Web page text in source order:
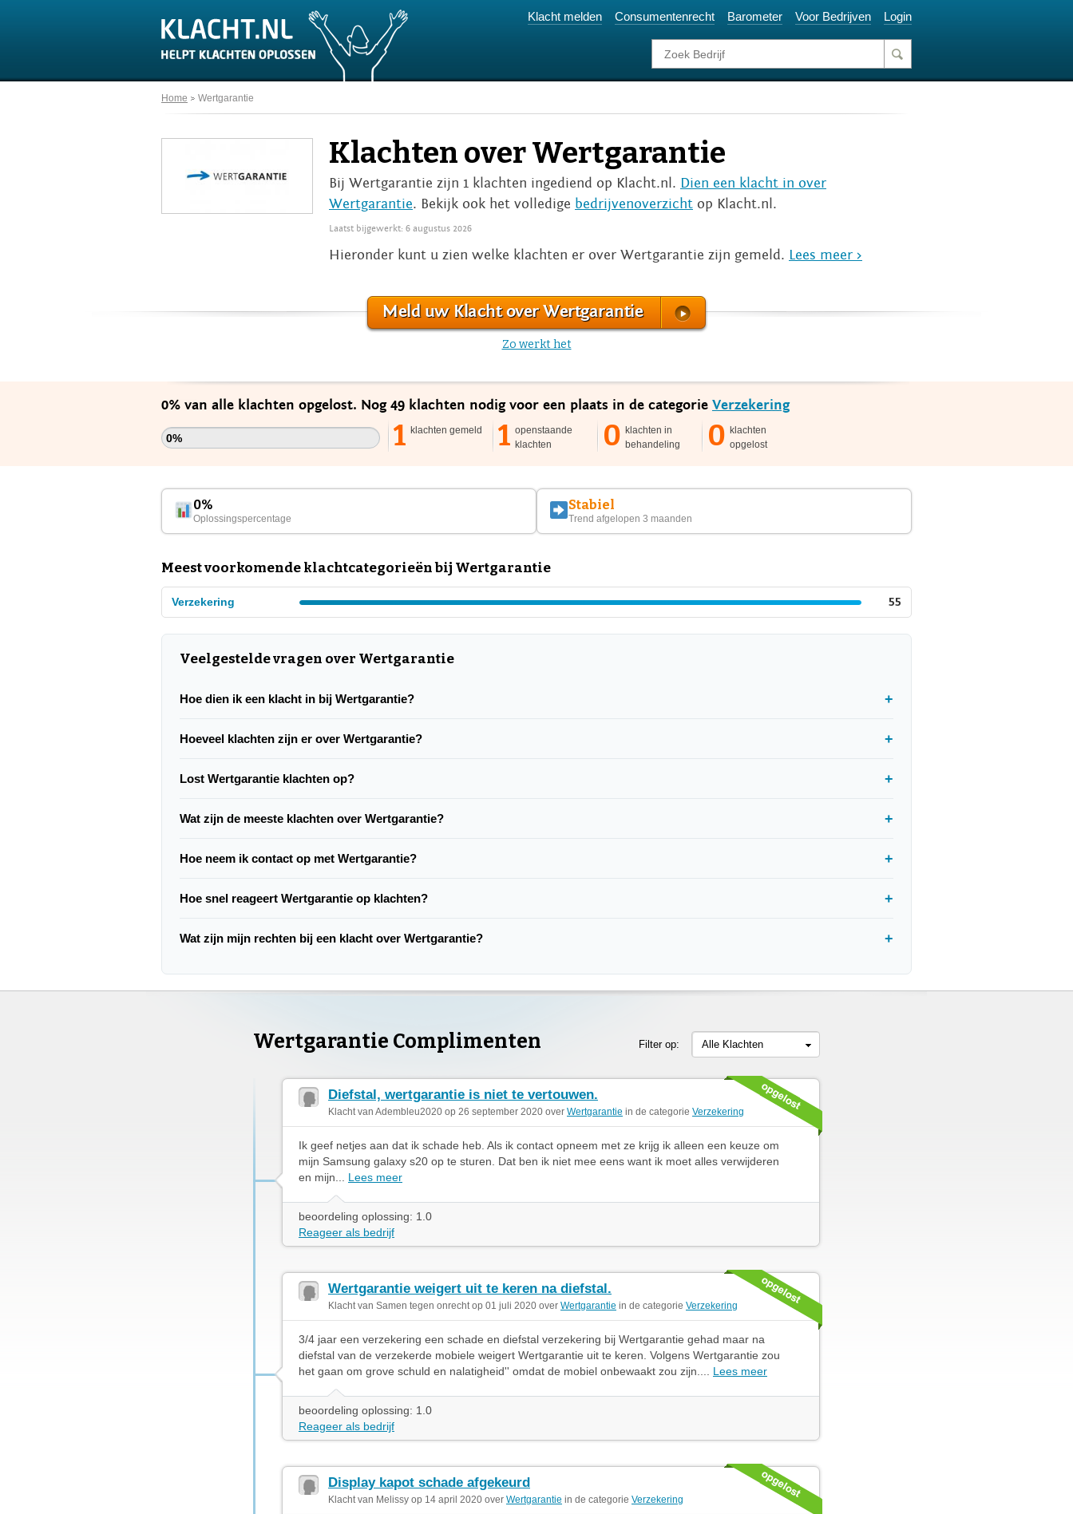
Klacht melden Consumentenrecht Barometer Voor Bedrijven Login
Home Wertgarantie
Klachten over Wertgarantie
Bij Wertgarantie zijn 1 klachten ingediend op Klacht.nl. Dien een klacht in over
Wertgarantie. Bekijk ook het volledige bedrijvenoverzicht op Klacht.nl.
Laatst bijgewerkt: 6 augustus 2026
Hieronder kunt u zien welke klachten er over Wertgarantie zijn gemeld. Lees meer >
Meld uw Klacht over Wertgarantie
Zo werkt het
0% van alle klachten opgelost. Nog 49 klachten nodig voor een plaats in de categorie Verzekering
0% 1 klachten gemeld 1 openstaande
klachten
0 klachten in
behandeling
0 klachten
opgelost
0%
Oplossingspercentage
Stabiel
Trend afgelopen 3 maanden
Meest voorkomende klachtcategorieën bij Wertgarantie
Verzekering 55
Veelgestelde vragen over Wertgarantie
Hoe dien ik een klacht in bij Wertgarantie?
Hoeveel klachten zijn er over Wertgarantie?
Lost Wertgarantie klachten op?
Wat zijn de meeste klachten over Wertgarantie?
Hoe neem ik contact op met Wertgarantie?
Hoe snel reageert Wertgarantie op klachten?
Wat zijn mijn rechten bij een klacht over Wertgarantie?
Wertgarantie Complimenten Filter op: Alle Klachten
Diefstal, wertgarantie is niet te vertouwen.
Klacht van Adembleu2020 op 26 september 2020 over Wertgarantie in de categorie Verzekering
Ik geef netjes aan dat ik schade heb. Als ik contact opneem met ze krijg ik alleen een keuze om
mijn Samsung galaxy s20 op te sturen. Dat ben ik niet mee eens want ik moet alles verwijderen
en mijn... Lees meer
beoordeling oplossing: 1.0
Reageer als bedrijf
Wertgarantie weigert uit te keren na diefstal.
Klacht van Samen tegen onrecht op 01 juli 2020 over Wertgarantie in de categorie Verzekering
3/4 jaar een verzekering een schade en diefstal verzekering bij Wertgarantie gehad maar na
diefstal van de verzekerde mobiele weigert Wertgarantie uit te keren. Volgens Wertgarantie zou
het gaan om grove schuld en nalatigheid'' omdat de mobiel onbewaakt zou zijn.... Lees meer
beoordeling oplossing: 1.0
Reageer als bedrijf
Display kapot schade afgekeurd
Klacht van Melissy op 14 april 2020 over Wertgarantie in de categorie Verzekering